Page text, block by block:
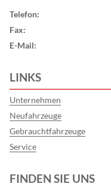
Telefon:
Fax:
E-Mail:
LINKS
Unternehmen
Neufahrzeuge
Gebrauchtfahrzeuge
Service
FINDEN SIE UNS